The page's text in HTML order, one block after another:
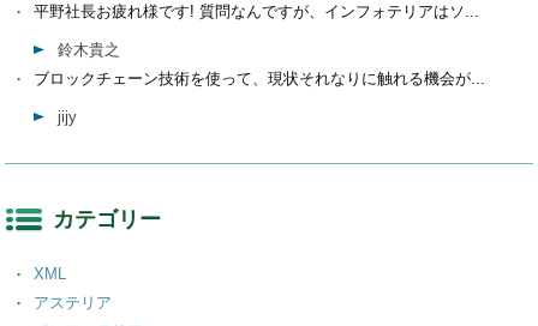
平野社長お疲れ様です! 質問なんですが、インフォテリアはソ...
鈴木貴之
ブロックチェーン技術を使って、現状それなりに触れる機会が...
jijy
カテゴリー
XML
アステリア